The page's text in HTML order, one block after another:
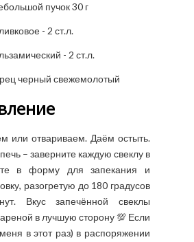
пучок 30 г
- 2 ст.л.
- 2 ст.л.
черный свежемолотый
или отвариваем. Даём остыть.
– заверните каждую свеклу в
в форму для запекания и
разогретую до 180 градусов
Вкус запечённой свеклы
в лучшую сторону 💯 Если
в этот раз) в распоряжении